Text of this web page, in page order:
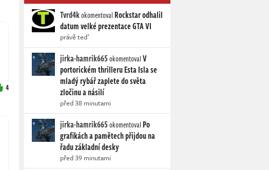
4
Tvrd4kokomentoval Rockstar odhalil
datum velké prezentace GTA VI
právě teď
jirka-hamrik665okomentovalV
portorickém thrilleru Esta Isla se
mladý rybář zaplete do světa
zločinu a násilí
před 38 minutami
jirka-hamrik665okomentoval Po
grafikách a pamětech přijdou na
řadu základní desky
před 39 minutami